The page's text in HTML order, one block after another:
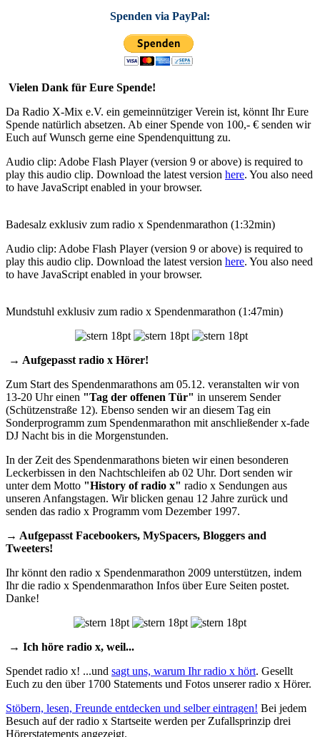
Spenden via PayPal:
Vielen Dank für Eure Spende!
Da Radio X-Mix e.V. ein gemeinnütziger Verein ist, könnt Ihr Eure
Spende natürlich absetzen. Ab einer Spende von 100,- € senden wir
Euch auf Wunsch gerne eine Spendenquittung zu.
Audio clip: Adobe Flash Player (version 9 or above) is required to
play this audio clip. Download the latest version here. You also need
to have JavaScript enabled in your browser.
Badesalz exklusiv zum radio x Spendenmarathon (1:32min)
Audio clip: Adobe Flash Player (version 9 or above) is required to
play this audio clip. Download the latest version here. You also need
to have JavaScript enabled in your browser.
Mundstuhl exklusiv zum radio x Spendenmarathon (1:47min)
→ Aufgepasst radio x Hörer!
Zum Start des Spendenmarathons am 05.12. veranstalten wir von
13-20 Uhr einen "Tag der offenen Tür" in unserem Sender
(Schützenstraße 12). Ebenso senden wir an diesem Tag ein
Sonderprogramm zum Spendenmarathon mit anschließender x-fade
DJ Nacht bis in die Morgenstunden.
In der Zeit des Spendenmarathons bieten wir einen besonderen
Leckerbissen in den Nachtschleifen ab 02 Uhr. Dort senden wir
unter dem Motto "History of radio x" radio x Sendungen aus
unseren Anfangstagen. Wir blicken genau 12 Jahre zurück und
senden das radio x Programm vom Dezember 1997.
→ Aufgepasst Facebookers, MySpacers, Bloggers and
Tweeters!
Ihr könnt den radio x Spendenmarathon 2009 unterstützen, indem
Ihr die radio x Spendenmarathon Infos über Eure Seiten postet.
Danke!
→ Ich höre radio x, weil...
Spendet radio x! ...und sagt uns, warum Ihr radio x hört. Gesellt
Euch zu den über 1700 Statements und Fotos unserer radio x Hörer.
Stöbern, lesen, Freunde entdecken und selber eintragen! Bei jedem
Besuch auf der radio x Startseite werden per Zufallsprinzip drei
Hörerstatements angezeigt.